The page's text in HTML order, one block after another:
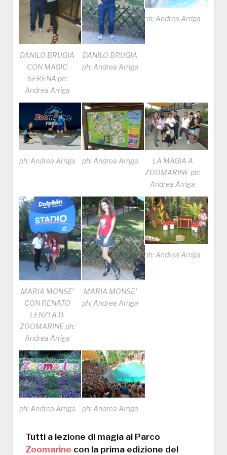
DANILO BRUGIA
CON MAGIC
SERENA ph:
Andrea Arriga
DANILO BRUGIA
ph: Andrea Arriga
ph: Andrea Arriga
ph: Andrea Arriga ph: Andrea Arriga
LA MAGIA A
ZOOMARINE ph:
Andrea Arriga
MARIA MONSE’
CON RENATO
LENZI A.D.
ZOOMARINE ph:
Andrea Arriga
MARIA MONSE’
ph: Andrea Arriga
ph: Andrea Arriga
ph: Andrea Arriga ph: Andrea Arriga
Tutti a lezione di magia al Parco
Zoomarine con la prima edizione del